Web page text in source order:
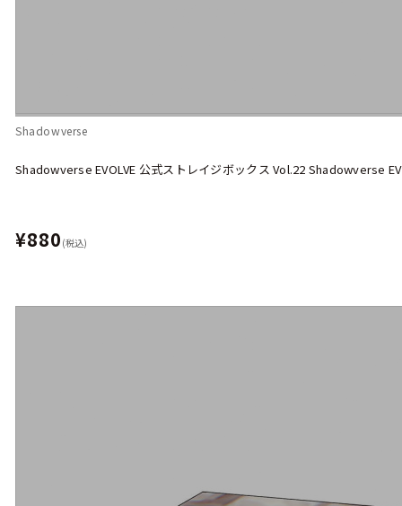
Shadowverse
Shadowverse EVOLVE 公式ストレイジボックス Vol.22 Shadowverse
¥880 (税込)